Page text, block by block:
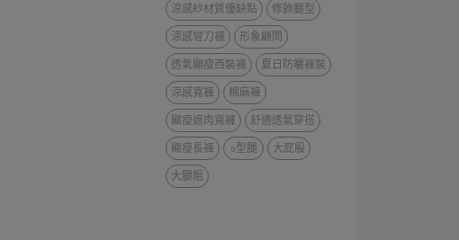
涼感紗材質優缺點
修飾腿型
涼感彎刀褲
形象顧問
透氣顯瘦西裝褲
夏日防曬褲裝
涼感寬褲
棉麻褲
顯瘦遮肉寬褲
舒適透氣穿搭
顯瘦長褲
o型腿
大屁股
大腿粗